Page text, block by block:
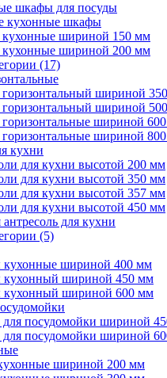
шкафы для посуды
кухонные шкафы
шириной 150 мм
шириной 200 мм
(17)
шириной
шириной
шириной
шириной
кухни
для кухни высотой 200 мм
для кухни высотой 350 мм
для кухни высотой 357 мм
для кухни высотой 450 мм
антресоль для кухни
(5)
кухонные шириной 400 мм
кухонный шириной 450 мм
кухонный шириной 600 мм
посудомойки шириной
посудомойки шириной
шириной 200 мм